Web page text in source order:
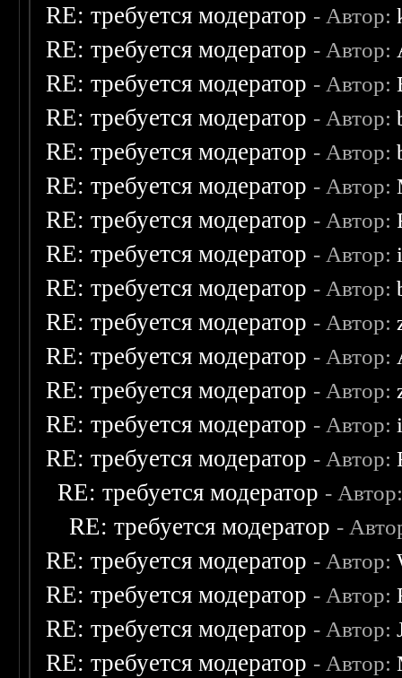
RE: требуется модератор - Автор:
RE: требуется модератор - Автор:
RE: требуется модератор - Автор:
RE: требуется модератор - Автор:
RE: требуется модератор - Автор:
RE: требуется модератор - Автор:
RE: требуется модератор - Автор:
RE: требуется модератор - Автор:
RE: требуется модератор - Автор:
RE: требуется модератор - Автор:
RE: требуется модератор - Автор:
RE: требуется модератор - Автор:
RE: требуется модератор - Автор:
RE: требуется модератор - Автор:
RE: требуется модератор -
RE: требуется модератор -
RE: требуется модератор - Автор:
RE: требуется модератор - Автор:
RE: требуется модератор - Автор:
RE: требуется модератор - Автор: